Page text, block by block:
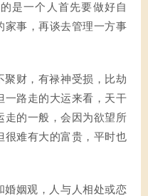
是一个人首先要做好自
家事，再谈去管理一方事
财，有禄神受损，比劫
一路走的大运来看，天干
走的一般，会因为欲望所
很难有大的富贵，平时也
姻观，人与人相处或恋